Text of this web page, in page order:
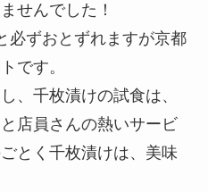
せんでした！
必ずおとずれますが京都
です。
、千枚漬けの試食は、
店員さんの熱いサービ
とく千枚漬けは、美味